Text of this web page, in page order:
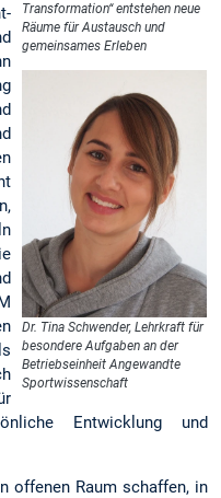
Transformation“ entstehen neue
Räume für Austausch und
gemeinsames Erleben
Dr. Tina Schwender, Lehrkraft für
besondere Aufgaben an der
Betriebseinheit Angewandte
Sportwissenschaft
Entwicklung und
offenen Raum schaffen, in